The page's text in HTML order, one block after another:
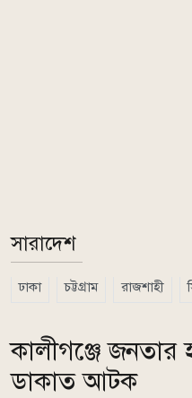
সারাদেশ
ঢাকা চট্টগ্রাম রাজশাহী
কালীগঞ্জে জনতার
ডাকাত আটক